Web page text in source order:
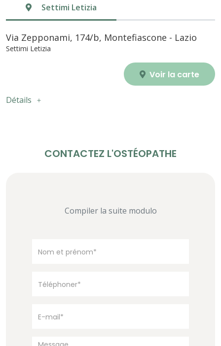
Settimi Letizia
Via Zepponami, 174/b, Montefiascone - Lazio
Settimi Letizia
Voir la carte
Détails
CONTACTEZ L'OSTÉOPATHE
Compiler la suite modulo